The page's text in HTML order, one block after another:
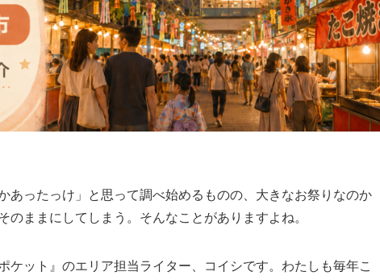
あったっけ」と思って調べ始めるものの、大きなお祭りなのか
ままにしてしまう。そんなことがありますよね。
ケット』のエリア担当ライター、コイシです。わたしも毎年こ